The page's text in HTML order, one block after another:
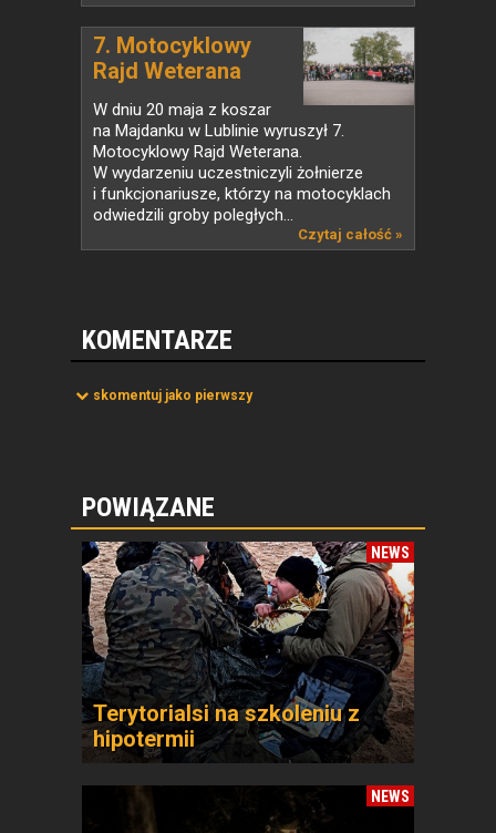
7. Motocyklowy
Rajd Weterana
W dniu 20 maja z koszar
na Majdanku w Lublinie wyruszył 7.
Motocyklowy Rajd Weterana.
W wydarzeniu uczestniczyli żołnierze
i funkcjonariusze, którzy na motocyklach
odwiedzili groby poległych...
Czytaj całość »
KOMENTARZE
skomentuj jako pierwszy
POWIĄZANE
NEWS
Terytorialsi na szkoleniu z
hipotermii
NEWS